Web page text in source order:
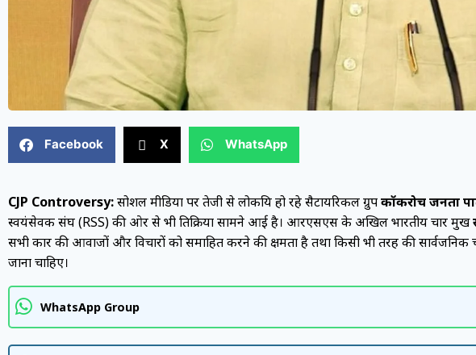
Facebook X WhatsApp
CJP Controversy:सोशल मीडिया पर तेजी से लोकप्रिय हो रहे सैटायरिकल ग्रुपकॉकरोच जनता
स्वयंसेवक संघ (RSS) की ओर से भी प्रतिक्रिया सामने आई है। आरएसएस के अखिल भारतीय प्रचार प्रमुख
सभी प्रकार की आवाजों और विचारों को समाहित करने की क्षमता है तथा किसी भी तरह की सार्वजनिक
जाना चाहिए।
WhatsApp Group